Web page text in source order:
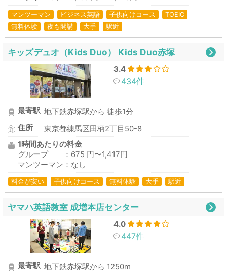
マンツーマン ビジネス英語 子供向けコース
TOEIC
無料体験
夜も開講 大手 駅近
キッズデュオ（Kids Duo） Kids Duo赤塚
3.4
434件
最寄駅 地下鉄赤塚駅から 徒歩1分
住所
東京都練馬区田柄2丁目50-8
1時間あたりの料金
グループ ：675 円〜1,417円
マンツーマン：なし
料金が安い 子供向けコース 無料体験 大手 駅近
ヤマハ英語教室 成増本店センター
4.0
447件
最寄駅 地下鉄赤塚駅から 1250m